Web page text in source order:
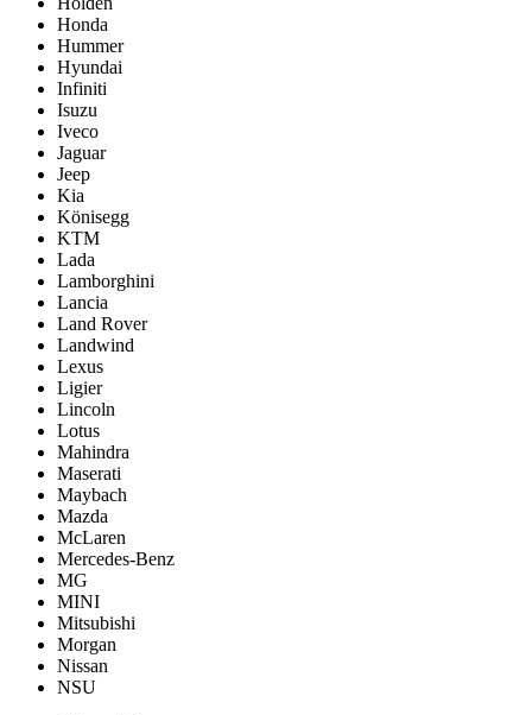
Honda
Hummer
Hyundai
Infiniti
Isuzu
Iveco
Jaguar
Jeep
Kia
Könisegg
KTM
Lada
Lamborghini
Lancia
Land Rover
Landwind
Lexus
Ligier
Lincoln
Lotus
Mahindra
Maserati
Maybach
Mazda
McLaren
Mercedes-Benz
MG
MINI
Mitsubishi
Morgan
Nissan
NSU